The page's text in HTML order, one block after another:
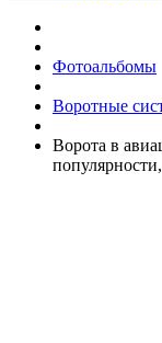
Фотоальбомы
Воротные
Ворота в